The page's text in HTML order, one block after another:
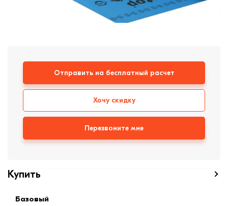
формовки
Клинкерная плитка
Строительные
Отправить на бесплатный расчет
Хочу скидку
Перезвоните мне
Купить
Базовый